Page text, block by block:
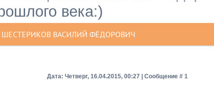
века:)
ШЕСТЕРИКОВ ВАСИЛИЙ ФЁДОРОВИЧ
Дата: Четверг, 16.04.2015, 00:27 | Сообщение # 1